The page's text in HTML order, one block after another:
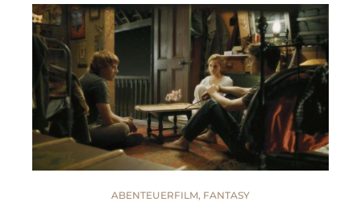
ABENTEUERFILM, FANTASY